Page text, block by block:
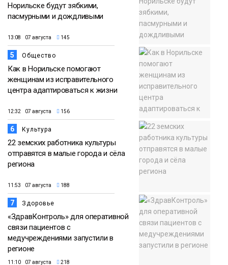
Норильске будут зябкими,
пасмурными и дождливыми
13:08 07 августа 145
5 Общество
Как в Норильске помогают
женщинам из исправительного
центра адаптироваться к жизни
12:32 07 августа 156
6 Культура
22 земских работника культуры
отправятся в малые города и сёла
региона
11:53 07 августа 188
7 Здоровье
«ЗдравКонтроль» для оперативной
связи пациентов с
медучреждениями запустили в
регионе
11:10 07 августа 218